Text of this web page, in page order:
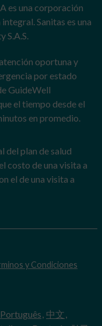
es una corporación
Sanitas es una
S.A.S.
oportuna y
por estado
GuideWell
el tiempo desde el
en promedio.
del plan de salud
costo de una visita a
el de una visita a
y Condiciones
Português, 中文,